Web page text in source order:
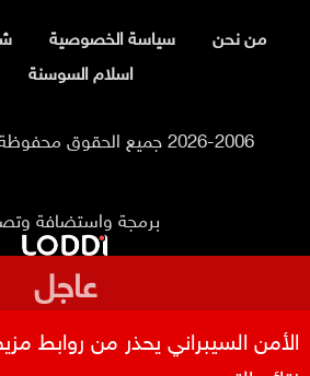
من نحن سياسة الخصوصية
اسلام السوسنة
2026-2006 جميع الحقوق محفوظة لموقع السوسنة
برمجة واستضافة
عاجل
الأمن السيبراني يحذر من روابط